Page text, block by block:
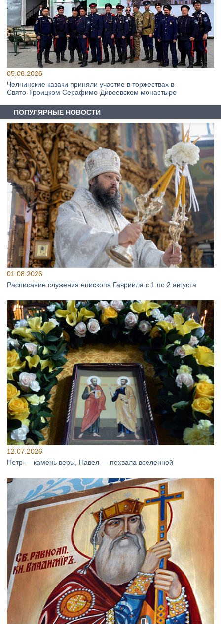
05.08.2026
Челнинские казаки приняли участие в торжествах в
Свято‑Троицком Серафимо‑Дивеевском монастыре
ПОПУЛЯРНЫЕ НОВОСТИ
01.08.2026
Расписание служения епископа Гавриила с 1 по 2 августа
12.07.2026
Петр — камень веры, Павел — похвала вселенной